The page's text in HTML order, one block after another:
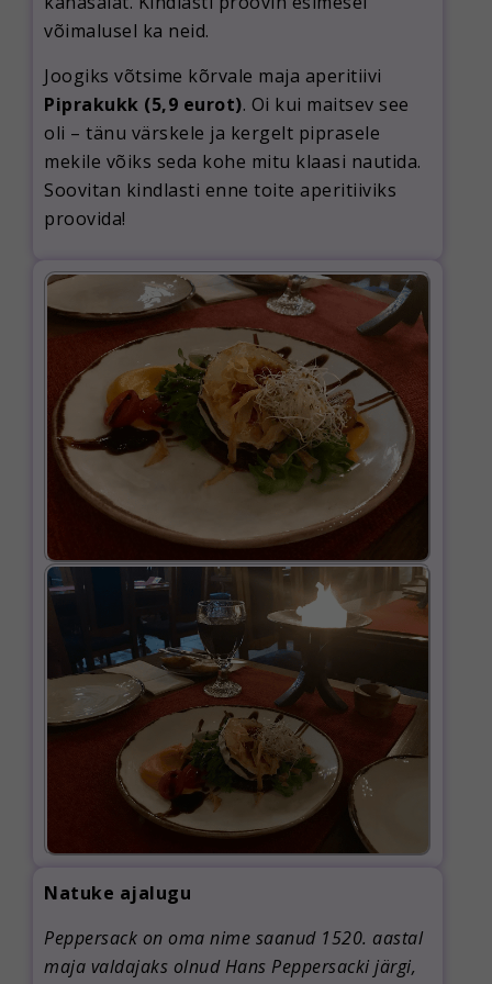
võimalusel ka neid.
Joogiks võtsime kõrvale maja aperitiivi
Piprakukk (5,9 eurot). Oi kui maitsev see
oli – tänu värskele ja kergelt piprasele
mekile võiks seda kohe mitu klaasi nautida.
Soovitan kindlasti enne toite aperitiiviks
proovida!
Natuke ajalugu
Peppersack on oma nime saanud 1520. aastal
maja valdajaks olnud Hans Peppersacki järgi,